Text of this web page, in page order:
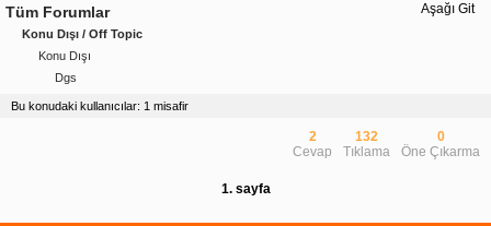
Aşağı Git
Tüm Forumlar
Konu Dışı / Off Topic
Konu Dışı
Dgs
Bu konudaki kullanıcılar: 1 misafir
2
Cevap
132
Tıklama
0
Öne Çıkarma
1. sayfa